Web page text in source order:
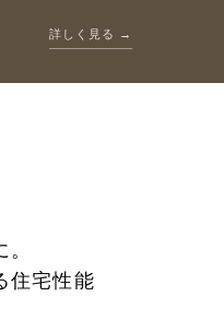
詳しく見る →
住宅性能